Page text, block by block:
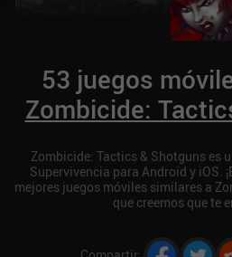
53 juegos
Zombicide:
Zombicide: Tactics & Shotguns es
Supervivencia para Android y iOS.
mejores juegos móviles similares a
que creemos que te